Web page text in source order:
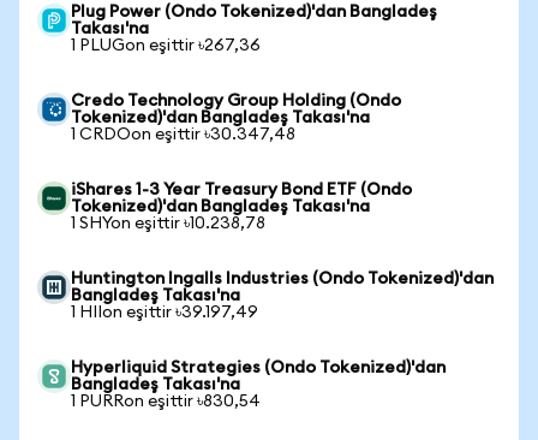
Plug Power (Ondo Tokenized)'dan Bangladeş
Takası'na
1 PLUGon eşittir ৳267,36
Credo Technology Group Holding (Ondo
Tokenized)'dan Bangladeş Takası'na
1 CRDOon eşittir ৳30.347,48
iShares 1-3 Year Treasury Bond ETF (Ondo
Tokenized)'dan Bangladeş Takası'na
1 SHYon eşittir ৳10.238,78
Huntington Ingalls Industries (Ondo Tokenized)'dan
Bangladeş Takası'na
1 HIIon eşittir ৳39.197,49
Hyperliquid Strategies (Ondo Tokenized)'dan
Bangladeş Takası'na
1 PURRon eşittir ৳830,54